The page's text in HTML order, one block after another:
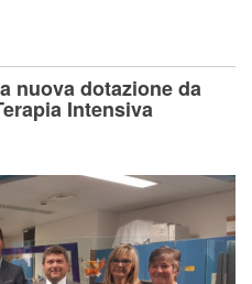
nuova dotazione da
Intensiva